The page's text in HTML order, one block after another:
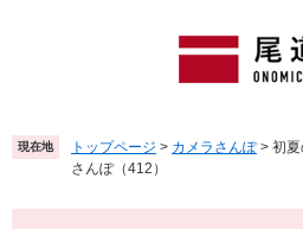
頭
で
。
飛
ば
て
現在地 トップページ > カメラさんぽ > 初
さんぽ（412）